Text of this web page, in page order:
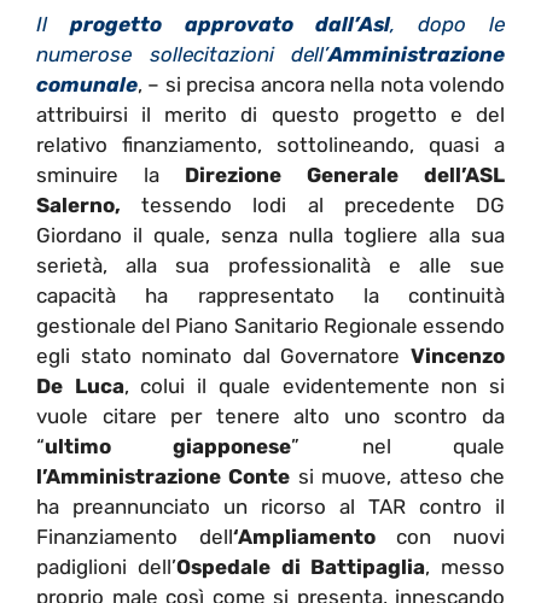
Il progetto approvato dall’Asl, dopo le
numerose sollecitazioni dell’Amministrazione
comunale, – si precisa ancora nella nota volendo
attribuirsi il merito di questo progetto e del
relativo finanziamento, sottolineando, quasi a
sminuire la Direzione Generale dell’ASL
Salerno, tessendo lodi al precedente DG
Giordano il quale, senza nulla togliere alla sua
serietà, alla sua professionalità e alle sue
capacità ha rappresentato la continuità
gestionale del Piano Sanitario Regionale essendo
egli stato nominato dal Governatore Vincenzo
De Luca, colui il quale evidentemente non si
vuole citare per tenere alto uno scontro da
“ultimo giapponese” nel quale
l’Amministrazione Conte si muove, atteso che
ha preannunciato un ricorso al TAR contro il
Finanziamento dell‘Ampliamentocon nuovi
padiglioni dell’Ospedale di Battipaglia, messo
proprio male così come si presenta, innescando